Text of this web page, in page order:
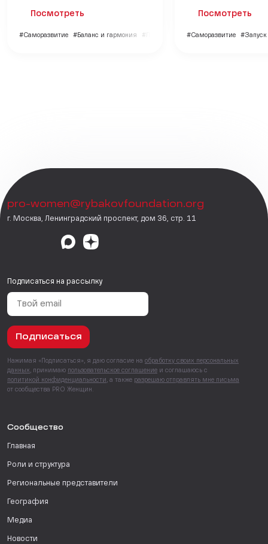
Посмотреть
#Саморазвитие #Баланс и гармония #Личный бренд
Посмотреть
#Саморазвитие #Запуск
pro-women@rybakovfoundation.org
г. Москва, Ленинградский проспект, дом 36, стр. 11
Подписаться на рассылку
Подписаться
Нажимая «Подписаться», я даю согласие на обработку своих персональных
данных , принимаю пользовательское соглашение и соглашаюсь с
политикой конфиденциальности , а также разрешаю отправлять мне письма
от сообщества PRO Женщин.
Сообщество
Главная
Роли и структура
Региональные представители
География
Медиа
Новости